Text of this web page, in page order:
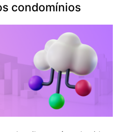
condomínios